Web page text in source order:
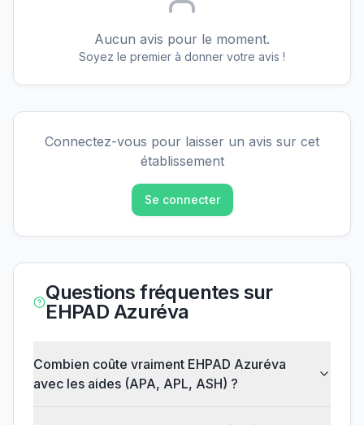
Aucun avis pour le moment.
Soyez le premier à donner votre avis !
Connectez-vous pour laisser un avis sur cet
établissement
Se connecter
Questions fréquentes sur
EHPAD Azuréva
Combien coûte vraiment EHPAD Azuréva
avec les aides (APA, APL, ASH) ?